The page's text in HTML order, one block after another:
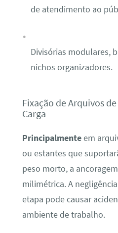
de atendimento ao
Divisórias modulares,
nichos organizadores.
Fixação de Arquivos
Carga
Principalmenteem
ou estantes que
peso morto, a
milimétrica. A
etapa pode causar
ambiente de trabalho.